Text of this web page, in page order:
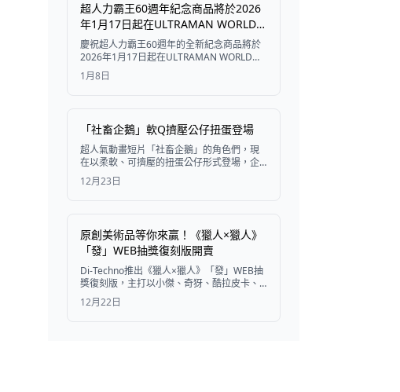
超人力霸王60週年紀念商品將於2026
年1月17日起在ULTRAMAN WORLD
M78發售
慶祝超人力霸王60週年的全新紀念商品將於
2026年1月17日起在ULTRAMAN WORLD
M78發售，包括獨家徽章、服飾和限量絨毛
玩具。
1月8日
「社畜企鵝」軟Q擠壓公仔扭蛋登場
超人氣動畫短片「社畜企鵝」的角色們，現
在以柔軟、可擠壓的扭蛋公仔形式登場，企
鵝、熊貓、殺人鯨和監視器部長以俏皮的新
造型亮相。
12月23日
原創美術品等你來贏！《獵人×獵人》
「發」WEB抽獎復刻版開賣
Di-Techno推出《獵人×獵人》「發」WEB抽
獎復刻版，主打以小傑、奇犽、酷拉皮卡、
雷歐力、西索發動念能力時的原創美術品製
成的獨家商品
12月22日